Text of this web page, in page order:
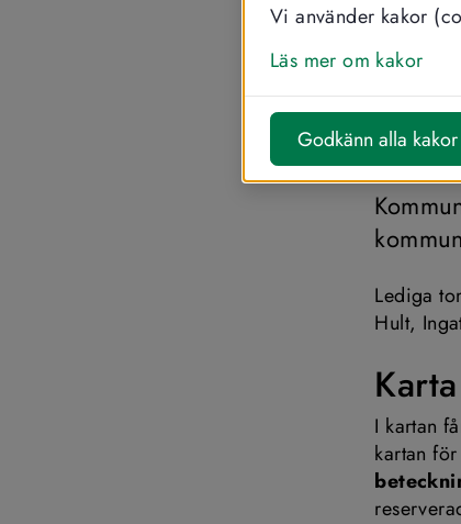
Vi använder kakor
Läs mer om kakor
Godkänn alla kakor
SKRIV
Ska du
Lediga
Hult,
I kartan
kartan